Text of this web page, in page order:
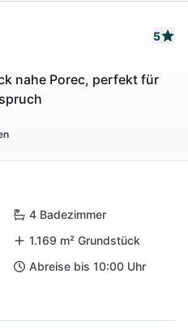
5
nahe Porec, perfekt für
4 Badezimmer
1.169 m² Grundstück
Abreise bis 10:00 Uhr